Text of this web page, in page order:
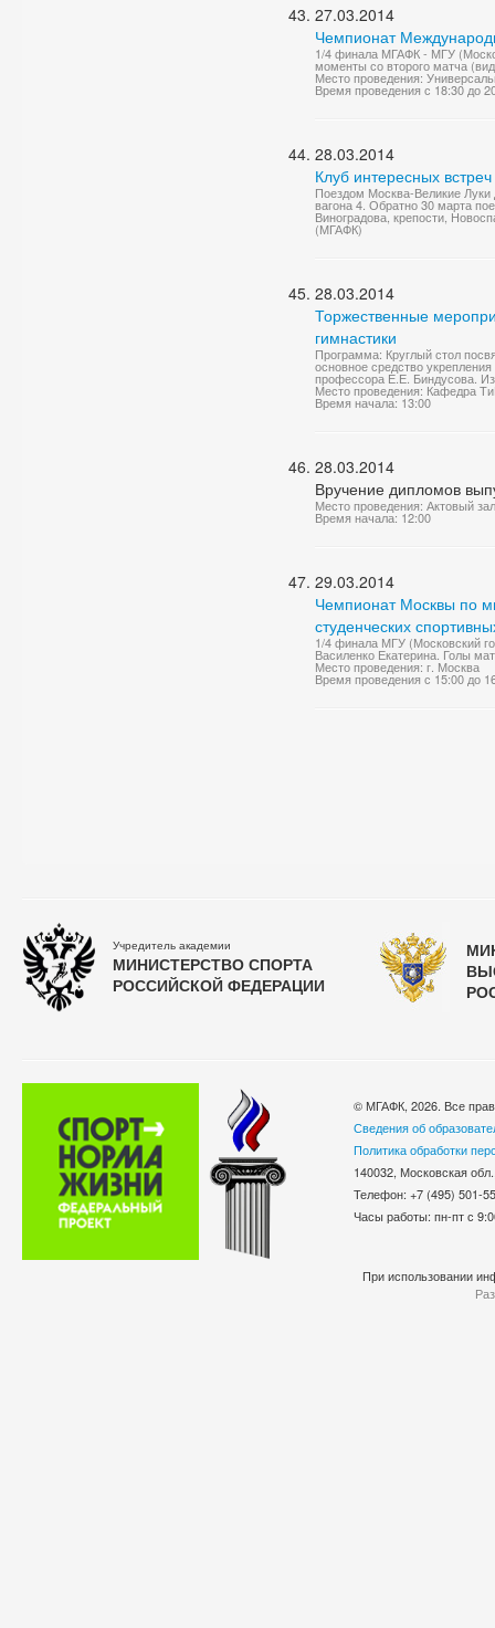
27.03.2014
Чемпионат
1/4 финала МГАФК - МГУ
моменты со второго матча
Место проведения:
Время проведения с 18:30 до
28.03.2014
Клуб интересных
Поездом Москва-Великие Луки
вагона 4. Обратно 30 марта
Виноградова, крепости,
(МГАФК)
28.03.2014
Торжественные
гимнастики
Программа: Круглый стол
основное средство
профессора Е.Е. Биндусова.
Место проведения: Кафедра
Время начала: 13:00
28.03.2014
Вручение дипломов
Место проведения: Актовый
Время начала: 12:00
29.03.2014
Чемпионат Москвы по
студенческих
1/4 финала МГУ (Московский
Василенко Екатерина. Голы
Место проведения: г. Москва
Время проведения с 15:00 до
Учредитель академии
МИНИСТЕРСТВО СПОРТА
РОССИЙСКОЙ ФЕДЕРАЦИИ
© МГАФК, 2026. Все
Сведения об
Политика обработки
140032, Московская
Телефон: +7 (495)
Часы работы: пн-пт с
При использовании